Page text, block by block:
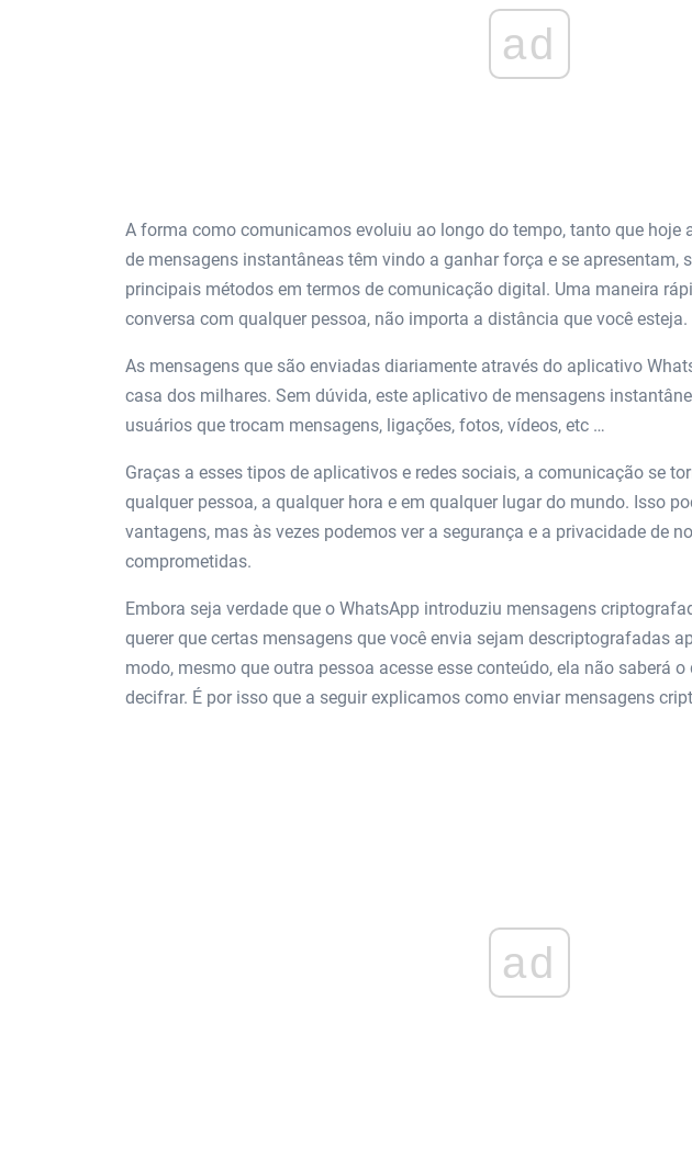
ad
A forma como comunicamos evoluiu ao longo do tempo, tanto que hoje
de mensagens instantâneas têm vindo a ganhar força e se apresentam,
principais métodos em termos de comunicação digital. Uma maneira
conversa com qualquer pessoa, não importa a distância que você esteja.
As mensagens que são enviadas diariamente através do aplicativo
casa dos milhares. Sem dúvida, este aplicativo de mensagens
usuários que trocam mensagens, ligações, fotos, vídeos, etc …
Graças a esses tipos de aplicativos e redes sociais, a comunicação se
qualquer pessoa, a qualquer hora e em qualquer lugar do mundo. Isso
vantagens, mas às vezes podemos ver a segurança e a privacidade de
comprometidas.
Embora seja verdade que o WhatsApp introduziu mensagens
querer que certas mensagens que você envia sejam descriptografadas
modo, mesmo que outra pessoa acesse esse conteúdo, ela não saberá
decifrar. É por isso que a seguir explicamos como enviar mensagens
ad